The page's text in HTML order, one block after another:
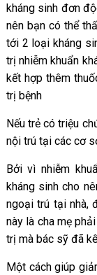
kháng sinh đơn
nên bạn có thể
tới 2 loại kháng
trị nhiễm khuẩn
kết hợp thêm
trị bệnh
Nếu trẻ có triệu
nội trú tại các cơ
Bởi vì nhiễm
kháng sinh cho
ngoại trú tại nhà,
này là cha mẹ
trị mà bác sỹ đã
Một cách giúp